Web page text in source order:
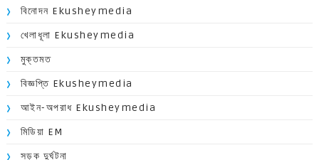
বিনোদন Ekusheymedia
খেলাধূলা Ekusheymedia
মুক্তমত
বিজ্ঞপ্তি Ekusheymedia
আইন-অপরাধ Ekusheymedia
মিডিয়া EM
সড়ক দুর্ঘটনা